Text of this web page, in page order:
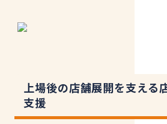
上場後の店舗展開を支える
支援